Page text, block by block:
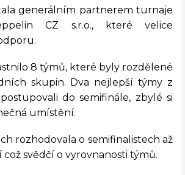
generálním partnerem turnaje
CZ s.r.o., které velice
8 týmů, které byly rozdělené
skupin. Dva nejlepší týmy z
do semifinále, zbylé si
umístění.
rozhodovala o semifinalistech až
svědčí o vyrovnanosti týmů.